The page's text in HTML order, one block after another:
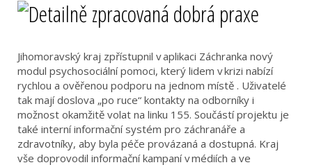
Jihomoravský kraj zpřístupnil v aplikaci Záchranka nový
modul psychosociální pomoci, který lidem v krizi nabízí
rychlou a ověřenou podporu na jednom místě . Uživatelé
tak mají doslova „po ruce“ kontakty na odborníky i
možnost okamžitě volat na linku 155. Součástí projektu je
také interní informační systém pro záchranáře a
zdravotníky, aby byla péče provázaná a dostupná. Kraj
vše doprovodil informační kampaní v médiích a ve